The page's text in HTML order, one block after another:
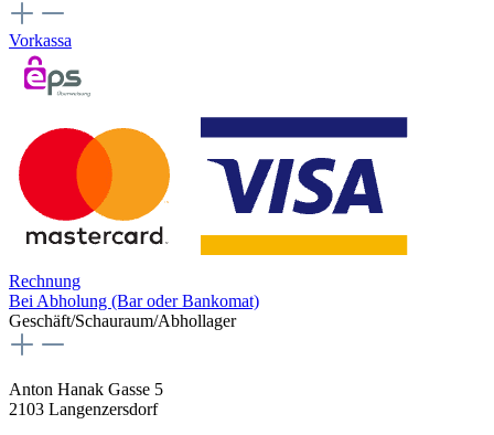
Vorkassa
Rechnung
Bei Abholung (Bar oder Bankomat)
Geschäft/Schauraum/Abhollager
Anton Hanak Gasse 5
2103 Langenzersdorf